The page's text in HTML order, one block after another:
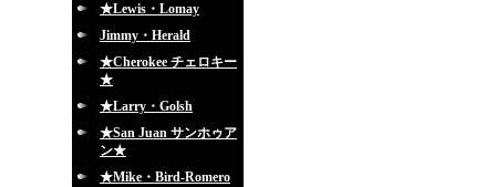
★Lewis・Lomay
Jimmy・Herald
★Cherokee チェロキー
★
★Larry・Golsh
★San Juan サンホゥア
ン★
★Mike・Bird-Romero